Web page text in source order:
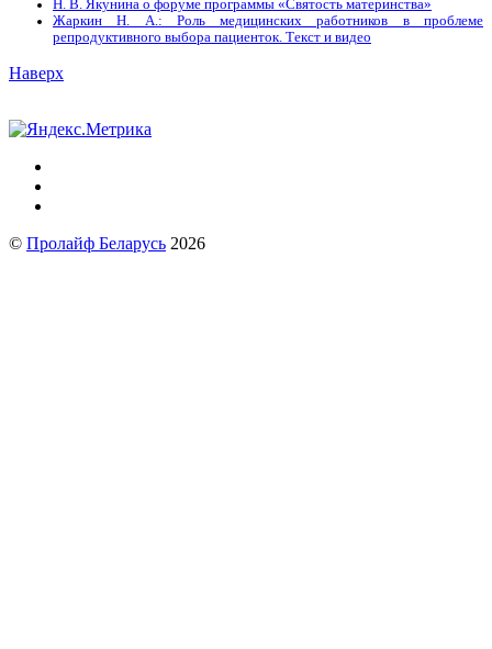
Н. В. Якунина о форуме программы «Святость материнства»
Жаркин Н. А.: Роль медицинских работников в проблеме
репродуктивного выбора пациенток. Tекст и видео
Наверх
© Пролайф Беларусь 2026